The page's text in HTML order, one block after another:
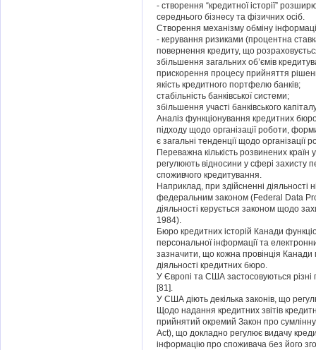
- створення “кредитної історії”
середнього бізнесу та фізичних осіб.
Створення механізму обміну
- керування ризиками (процентна
повернення кредиту, що
збільшення загальних об’ємів
прискорення процесу прийняття
якість кредитного портфелю банків;
стабільність банківської системи;
збільшення участі банківського
Аналіз функціонування кредитних
підходу щодо організації роботи,
є загальні тенденції щодо організації
Переважна кількість розвинених
регулюють відносини у сфері захисту
споживчого кредитування.
Наприклад, при здійсненні
федеральним законом (Federal Data
діяльності керується законом щодо
1984).
Бюро кредитних історій Канади
персональної інформації та
зазначити, що кожна провінція Канади
діяльності кредитних бюро.
У Європі та США застосовуються
[81].
У США діють декілька законів, що
Щодо надання кредитних звітів
прийнятий окремий Закон про
Act), що докладно регулює видачу
інформацію про споживача без його